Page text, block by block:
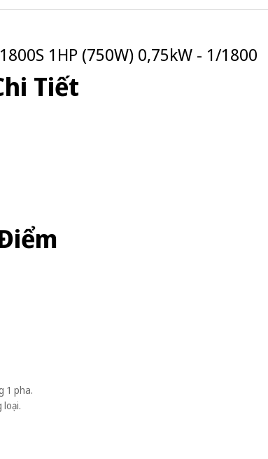
1HP (750W) 0,75kW - 1/1800
Tiết
1 pha.
loại.